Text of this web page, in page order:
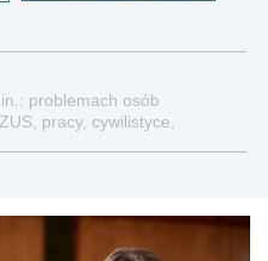
problemach osób
pracy, cywilistyce,